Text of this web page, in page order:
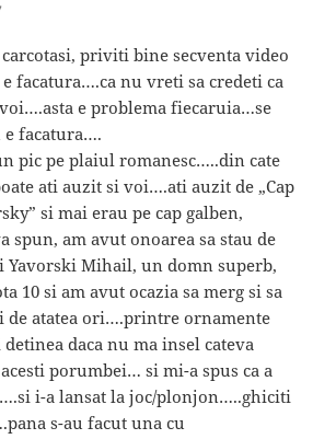
priviti bine secventa video
facatura….ca nu vreti sa credeti ca
e problema fiecaruia…se
e facatura….
pic pe plaiul romanesc…..din cate
ati auzit si voi….ati auzit de „Cap
si mai erau pe cap galben,
spun, am avut onoarea sa stau de
Yavorski Mihail, un domn superb,
10 si am avut ocazia sa merg si sa
de atatea ori….printre ornamente
detinea daca nu ma insel cateva
porumbei… si mi-a spus ca a
i-a lansat la joc/plonjon…..ghiciti
s-au facut una cu